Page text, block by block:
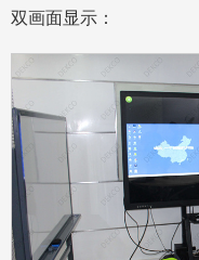
双画面显示：